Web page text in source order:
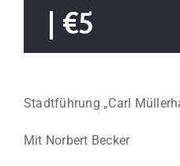
| €5
Stadtführung „Carl
Mit Norbert Becker